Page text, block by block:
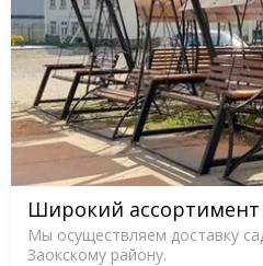
Широкий
Мы осуществляем доставку
Заокскому району.